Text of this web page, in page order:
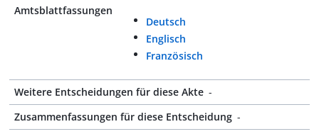
Amtsblattfassungen
Deutsch
Englisch
Französisch
Weitere Entscheidungen für diese Akte -
Zusammenfassungen für diese Entscheidung -